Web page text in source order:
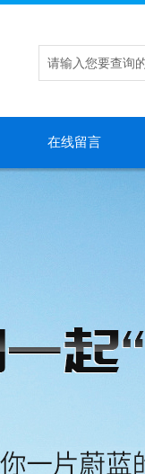
在线留言